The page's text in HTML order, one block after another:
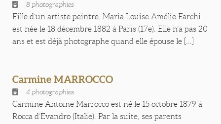
8 photographies
Fille d’un artiste peintre, Maria Louise Amélie Farchi
est née le 18 décembre 1882 à Paris (17e). Elle n‘a pas 20
ans et est déjà photographe quand elle épouse le [...]
Carmine MARROCCO
4 photographies
Carmine Antoine Marrocco est né le 15 octobre 1879 à
Rocca d’Evandro (Italie). Par la suite, ses parents